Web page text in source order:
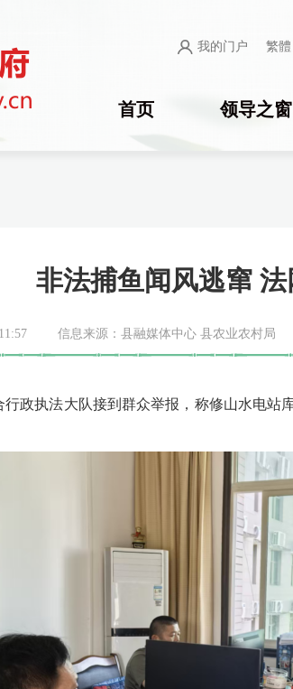
我的门户 繁體
首页 领导之窗
非法捕鱼闻风逃窜
信息来源：县融媒体中心 县农业农村局
执法大队接到群众举报，称修山水电站